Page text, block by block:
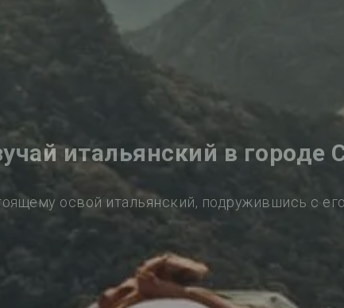
итальянский в городе
освой итальянский, подружившись с